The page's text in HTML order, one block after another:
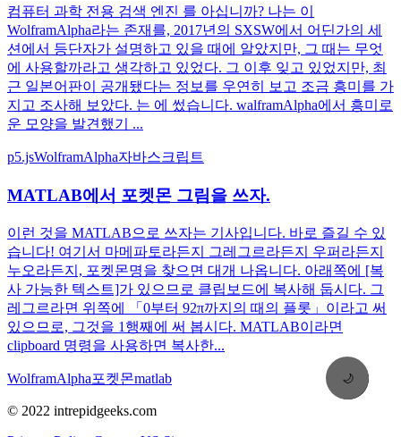
🌙
컴퓨터 과학 전용 검색 엔진 를 아십니까? 나는 이
WolframAlpha라는 존재를, 2017년의 SXSW에서 어딘가의 세
션에서 등단자가 설명하고 있을 때에 알았지만, 그 때는 무엇
에 사용할까라고 생각하고 있었다. 그 이후 잊고 있었지만, 최
근 일본어판이 공개됐다는 정보를 우연히 보고 조금 흥미를 가
지고 조사해 보았다. 는 에 썼습니다. walframAlpha에서 흥미로
운 모양을 발견했기 ...
p5.jsWolframAlpha자바스크립트
MATLAB에서 포켓몬 그림을 쓰자.
이런 것을 MATLAB으로 쓰자는 기사입니다. 바로 즐길 수 있
습니다! 여기서 마메파토라든지 그레그르라든지 우퍼라든지
누오라든지, 포켓몬명을 찾으면 대개 나옵니다. 아래쪽에 [복
사 가능한 텍스트]가 있으므로 클립보드에 복사해 둡시다. 그
레그르라면 위쪽에 「0부터 92π까지의 때의 플롯」이라고 써
있으므로, 그것을 1행째에 써 봅시다. MATLAB이라면
clipboard 명령을 사용하면 복사한...
WolframAlpha포켓몬matlab
© 2022 intrepidgeeks.com